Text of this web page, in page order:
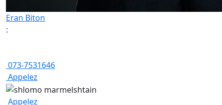
Eran Biton
:
073-7531646
Appelez
Appelez